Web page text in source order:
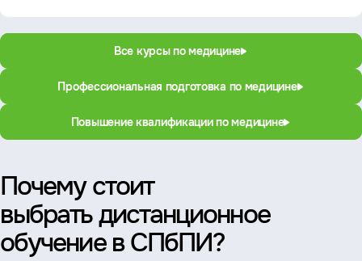
Все курсы по медицине
Профессиональная подготовка по медицине
Повышение квалификации по медицине
Почему стоит
выбрать дистанционное
обучение в СПбПИ?